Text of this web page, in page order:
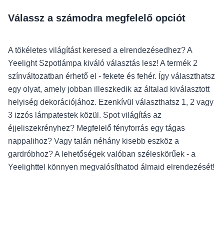
Válassz a számodra megfelelő opciót
A tökéletes világítást keresed a elrendezésedhez? A
Yeelight Szpotlámpa kiváló választás lesz! A termék 2
színváltozatban érhető el - fekete és fehér. Így választhatsz
egy olyat, amely jobban illeszkedik az általad kiválasztott
helyiség dekorációjához. Ezenkívül választhatsz 1, 2 vagy
3 izzós lámpatestek közül. Spot világítás az
éjjeliszekrényhez? Megfelelő fényforrás egy tágas
nappalihoz? Vagy talán néhány kisebb eszköz a
gardróbhoz? A lehetőségek valóban széleskörűek - a
Yeelighttel könnyen megvalósíthatod álmaid elrendezését!